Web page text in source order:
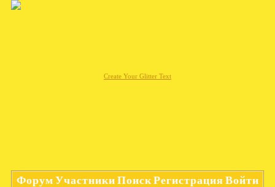
Create Your Glitter Text
Форум Участники ПоискРегистрация Войти